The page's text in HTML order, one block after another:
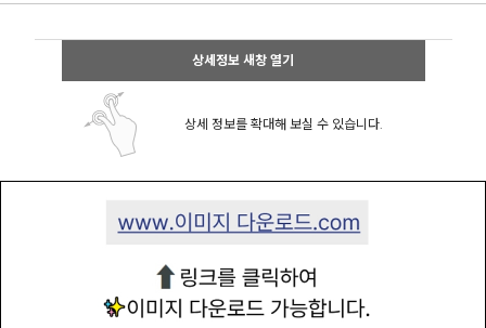
상세정보 새창 열기
상세 정보를 확대해 보실 수 있습니다.